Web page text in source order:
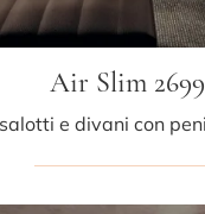
Air Slim 2699